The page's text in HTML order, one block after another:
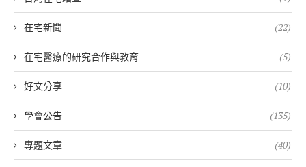
在宅新聞 (22)
在宅醫療的研究合作與教育 (5)
好文分享 (10)
學會公告 (135)
專題文章 (40)